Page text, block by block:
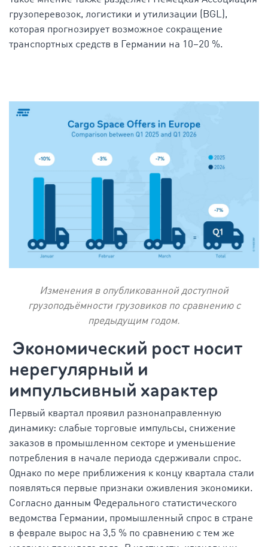
грузоперевозок, логистики и утилизации (BGL),
которая прогнозирует возможное сокращение
транспортных средств в Германии на 10–20 %.
Изменения в опубликованной доступной
грузоподъёмности грузовиков по сравнению с
предыдущим годом.
Экономический рост носит
нерегулярный и
импульсивный характер
Первый квартал проявил разнонаправленную
динамику: слабые торговые импульсы, снижение
заказов в промышленном секторе и уменьшение
потребления в начале периода сдерживали спрос.
Однако по мере приближения к концу квартала стали
появляться первые признаки оживления экономики.
Согласно данным Федерального статистического
ведомства Германии, промышленный спрос в стране
в феврале вырос на 3,5 % по сравнению с тем же